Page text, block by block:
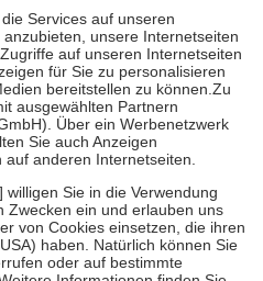
nie mehr als die tatsächlichen
auch für Online-Apotheken.
beträgt die
sowie zehn Euro je
für ihre eigene Gesundheit zu
der Familie zu unterstützen,
vollendeten 18. Lebensjahr
Früherkennung, die von der